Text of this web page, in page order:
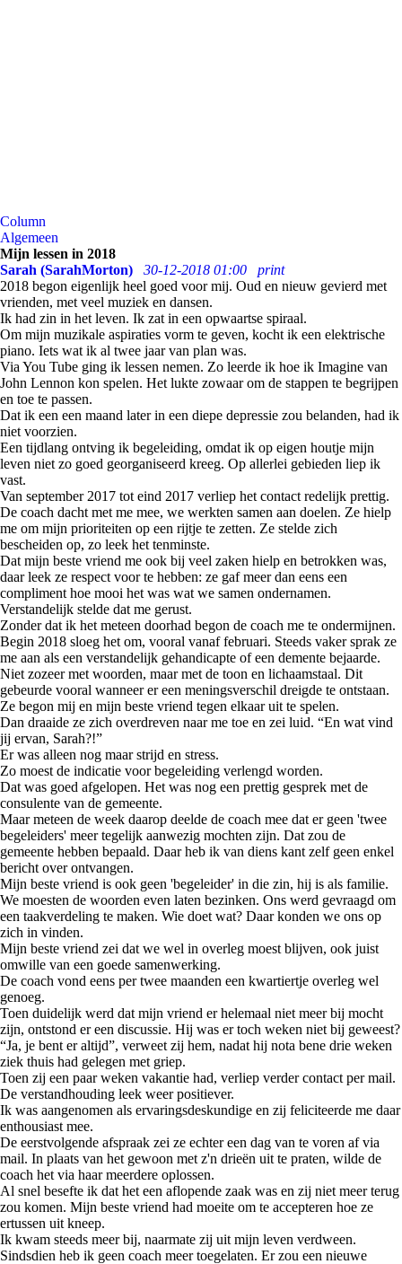
Column
Algemeen
Mijn lessen in 2018
Sarah (SarahMorton)
30-12-2018 01:00
print
2018 begon eigenlijk heel goed voor mij. Oud en nieuw gevierd met
vrienden, met veel muziek en dansen.
Ik had zin in het leven. Ik zat in een opwaartse spiraal.
Om mijn muzikale aspiraties vorm te geven, kocht ik een elektrische
piano. Iets wat ik al twee jaar van plan was.
Via You Tube ging ik lessen nemen. Zo leerde ik hoe ik Imagine van
John Lennon kon spelen. Het lukte zowaar om de stappen te begrijpen
en toe te passen.
Dat ik een een maand later in een diepe depressie zou belanden, had ik
niet voorzien.
Een tijdlang ontving ik begeleiding, omdat ik op eigen houtje mijn
leven niet zo goed georganiseerd kreeg. Op allerlei gebieden liep ik
vast.
Van september 2017 tot eind 2017 verliep het contact redelijk prettig.
De coach dacht met me mee, we werkten samen aan doelen. Ze hielp
me om mijn prioriteiten op een rijtje te zetten. Ze stelde zich
bescheiden op, zo leek het tenminste.
Dat mijn beste vriend me ook bij veel zaken hielp en betrokken was,
daar leek ze respect voor te hebben: ze gaf meer dan eens een
compliment hoe mooi het was wat we samen ondernamen.
Verstandelijk stelde dat me gerust.
Zonder dat ik het meteen doorhad begon de coach me te ondermijnen.
Begin 2018 sloeg het om, vooral vanaf februari. Steeds vaker sprak ze
me aan als een verstandelijk gehandicapte of een demente bejaarde.
Niet zozeer met woorden, maar met de toon en lichaamstaal. Dit
gebeurde vooral wanneer er een meningsverschil dreigde te ontstaan.
Ze begon mij en mijn beste vriend tegen elkaar uit te spelen.
Dan draaide ze zich overdreven naar me toe en zei luid. “En wat vind
jij ervan, Sarah?!”
Er was alleen nog maar strijd en stress.
Zo moest de indicatie voor begeleiding verlengd worden.
Dat was goed afgelopen. Het was nog een prettig gesprek met de
consulente van de gemeente.
Maar meteen de week daarop deelde de coach mee dat er geen 'twee
begeleiders' meer tegelijk aanwezig mochten zijn. Dat zou de
gemeente hebben bepaald. Daar heb ik van diens kant zelf geen enkel
bericht over ontvangen.
Mijn beste vriend is ook geen 'begeleider' in die zin, hij is als familie.
We moesten de woorden even laten bezinken. Ons werd gevraagd om
een taakverdeling te maken. Wie doet wat? Daar konden we ons op
zich in vinden.
Mijn beste vriend zei dat we wel in overleg moest blijven, ook juist
omwille van een goede samenwerking.
De coach vond eens per twee maanden een kwartiertje overleg wel
genoeg.
Toen duidelijk werd dat mijn vriend er helemaal niet meer bij mocht
zijn, ontstond er een discussie. Hij was er toch weken niet bij geweest?
“Ja, je bent er altijd”, verweet zij hem, nadat hij nota bene drie weken
ziek thuis had gelegen met griep.
Toen zij een paar weken vakantie had, verliep verder contact per mail.
De verstandhouding leek weer positiever.
Ik was aangenomen als ervaringsdeskundige en zij feliciteerde me daar
enthousiast mee.
De eerstvolgende afspraak zei ze echter een dag van te voren af via
mail. In plaats van het gewoon met z'n drieën uit te praten, wilde de
coach het via haar meerdere oplossen.
Al snel besefte ik dat het een aflopende zaak was en zij niet meer terug
zou komen. Mijn beste vriend had moeite om te accepteren hoe ze
ertussen uit kneep.
Ik kwam steeds meer bij, naarmate zij uit mijn leven verdween.
Sindsdien heb ik geen coach meer toegelaten. Er zou een nieuwe